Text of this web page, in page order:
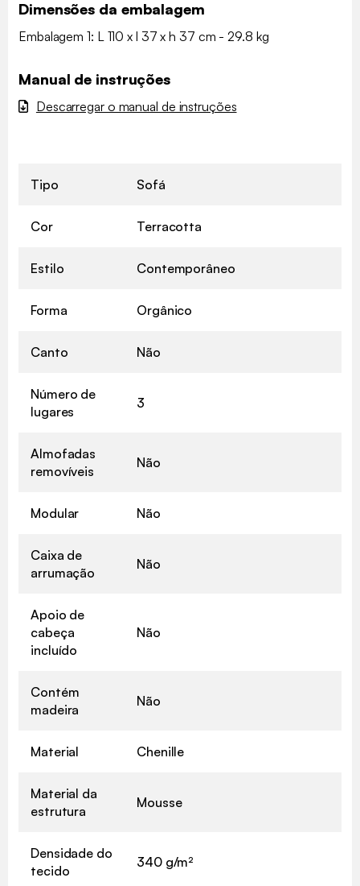
Dimensões da embalagem
Embalagem 1: L 110 x l 37 x h 37 cm - 29.8 kg
Manual de instruções
Descarregar o manual de instruções
Tipo Sofá
Cor Terracotta
Estilo Contemporâneo
Forma Orgânico
Canto Não
Número de
lugares
3
Almofadas
removíveis
Não
Modular Não
Caixa de
arrumação
Não
Apoio de
cabeça
incluído
Não
Contém
madeira
Não
Material Chenille
Material da
estrutura
Mousse
Densidade do
tecido
340 g/m²